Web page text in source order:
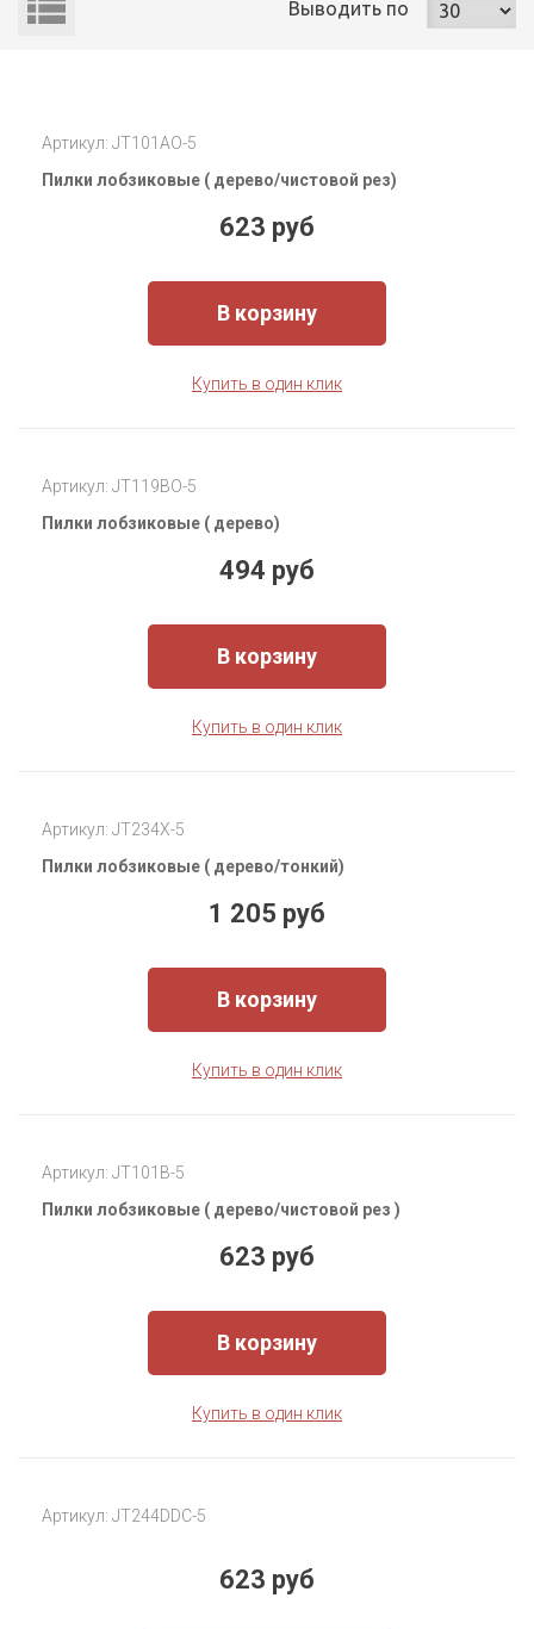
Выводить по
Артикул: JT101AO-5
Пилки лобзиковые ( дерево/чистовой рез)
623 руб
В корзину
Купить в один клик
Артикул: JT119BO-5
Пилки лобзиковые ( дерево)
494 руб
В корзину
Купить в один клик
Артикул: JT234X-5
Пилки лобзиковые ( дерево/тонкий)
1 205 руб
В корзину
Купить в один клик
Артикул: JT101B-5
Пилки лобзиковые ( дерево/чистовой рез )
623 руб
В корзину
Купить в один клик
Артикул: JT244DDC-5
623 руб